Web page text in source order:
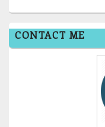
CONTACT ME